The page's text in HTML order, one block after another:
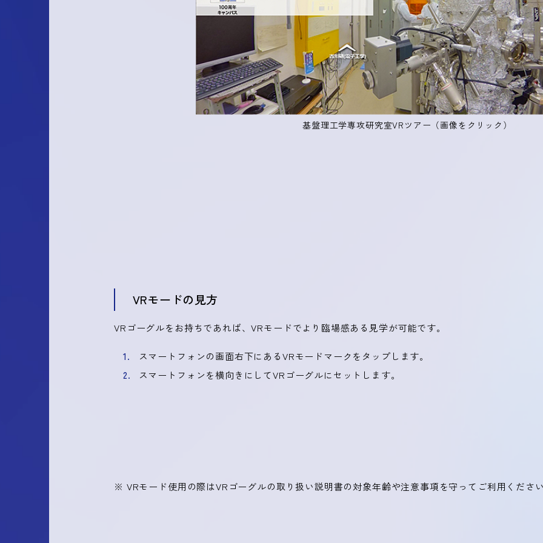
基盤理工学専攻研究室VRツアー（画像をクリック）
VRモードの見方
VRゴーグルをお持ちであれば、VRモードでより臨場感ある見学が可能です。
スマートフォンの画面右下にあるVRモードマークをタップします。
スマートフォンを横向きにしてVRゴーグルにセットします。
※ VRモード使用の際はVRゴーグルの取り扱い説明書の対象年齢や注意事項を守ってご利用くださ